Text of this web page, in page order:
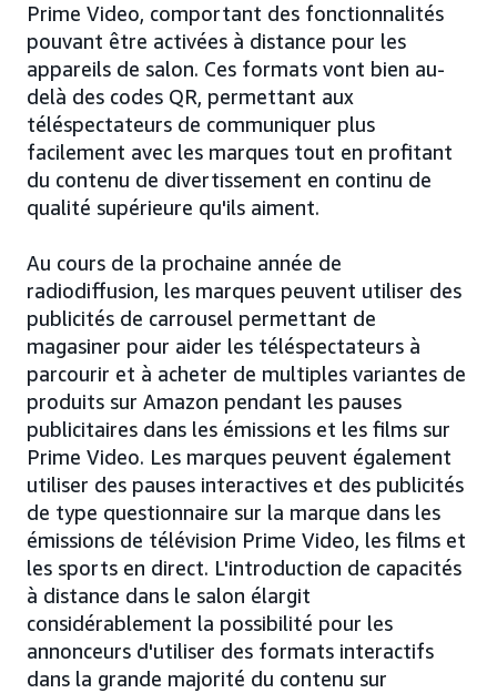
Prime Video, comportant des fonctionnalités
pouvant être activées à distance pour les
appareils de salon. Ces formats vont bien au-
delà des codes QR, permettant aux
téléspectateurs de communiquer plus
facilement avec les marques tout en profitant
du contenu de divertissement en continu de
qualité supérieure qu'ils aiment.
Au cours de la prochaine année de
radiodiffusion, les marques peuvent utiliser des
publicités de carrousel permettant de
magasiner pour aider les téléspectateurs à
parcourir et à acheter de multiples variantes de
produits sur Amazon pendant les pauses
publicitaires dans les émissions et les films sur
Prime Video. Les marques peuvent également
utiliser des pauses interactives et des publicités
de type questionnaire sur la marque dans les
émissions de télévision Prime Video, les films et
les sports en direct. L'introduction de capacités
à distance dans le salon élargit
considérablement la possibilité pour les
annonceurs d'utiliser des formats interactifs
dans la grande majorité du contenu sur